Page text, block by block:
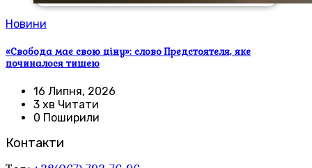
Новини
«Свобода має свою ціну»: слово Предстоятеля, яке
починалося тишею
16 Липня, 2026
3 хв Читати
0 Поширили
Контакти